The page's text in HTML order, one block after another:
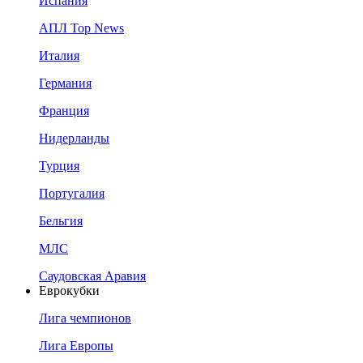
АПЛ Top News
Италия
Германия
Франция
Нидерланды
Турция
Португалия
Бельгия
МЛС
Саудовская Аравия
Еврокубки
Лига чемпионов
Лига Европы